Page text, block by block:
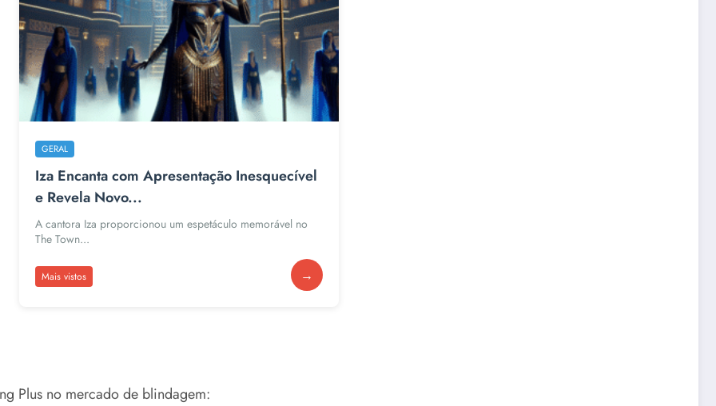
GERAL
Iza Encanta com Apresentação Inesquecível
e Revela Novo...
A cantora Iza proporcionou um espetáculo memorável no
The Town...
Mais vistos →
Plus no mercado de blindagem: